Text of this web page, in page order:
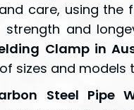
care, using the
and
Clamp in
sizes and models
Steel Pipe